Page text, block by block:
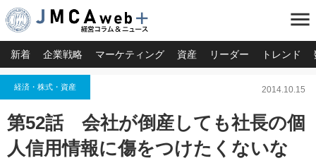
menu
新着 企業戦略 マーケティング 資産 リーダー トレンド
経済・株式・資産 2014.10.15
第52話 会社が倒産しても社長の個
人信用情報に傷をつけたくないな